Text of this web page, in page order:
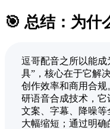
🎯 总结：为什
逗哥配音之所以能成
具”，核心在于它解
创作效率和商用合
研语音合成技术，
文案、字幕、降噪
大幅缩短；通过明